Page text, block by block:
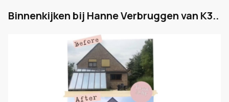
Binnenkijken bij Hanne Verbruggen van K3..